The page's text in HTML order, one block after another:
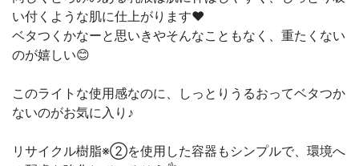
い付くような肌に仕上がります❤️
ベタつくかなーと思いきやそんなこともなく、重たくない
のが嬉しい😊
このライトな使用感なのに、しっとりうるおってベタつか
ないのがお気に入り♪
リサイクル樹脂※②を使用した容器もシンプルで、環境へ